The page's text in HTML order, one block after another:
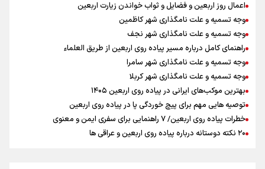
اعمال روز اربعین و فضایل و ثواب خواندن زیارت اربعین
وجه تسمیه و علت نامگذاری شهر کاظمین
وجه تسمیه و علت نامگذاری شهر نجف
راهنمای کامل درباره مسیر پیاده روی اربعین از طریق العلماء
وجه تسمیه و علت نامگذاری شهر سامرا
وجه تسمیه و علت نامگذاری شهر کربلا
بهترین موکب‌های ایرانی در پیاده روی اربعین ۱۴۰۵
توصیه هایی مهم برای پیچ خوردگی پا در پیاده روی اربعین
خطرات پیاده روی اربعین/ ۷ راهنمایی برای سفری ایمن و معنوی
۲۰ نکته دوستانه درباره پیاده روی اربعین و عراقی ها